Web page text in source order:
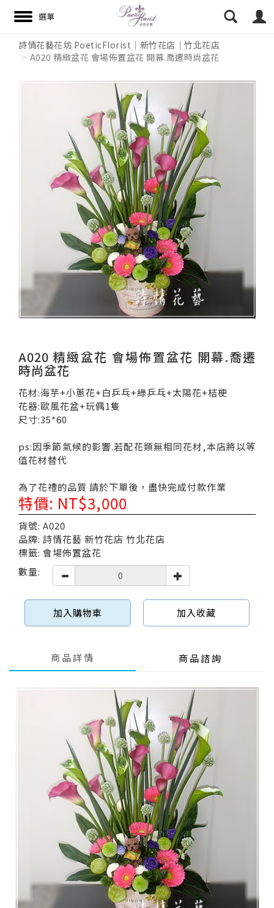
詩情花藝花坊 PoeticFlorist｜新竹花店｜竹北花店
A020 精緻盆花 會場佈置盆花 開幕.喬遷時尚盆花
A020 精緻盆花 會場佈置盆花 開幕.喬遷
時尚盆花
花材:海芋+小蔥花+白乒乓+綠乒乓+太陽花+桔梗
花器:歐風花盆+玩偶1隻
尺寸:35*60
ps:因季節氣候的影響.若配花類無相同花材,本店將以等
值花材替代
為了花禮的品質 請於下單後，盡快完成付款作業
特價: NT$3,000
貨號: A020
品牌: 詩情花藝 新竹花店 竹北花店
標籤: 會場佈置盆花
數量:
加入購物車 加入收藏
商品詳情 商品諮詢